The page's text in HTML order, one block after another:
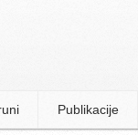
Publikacije